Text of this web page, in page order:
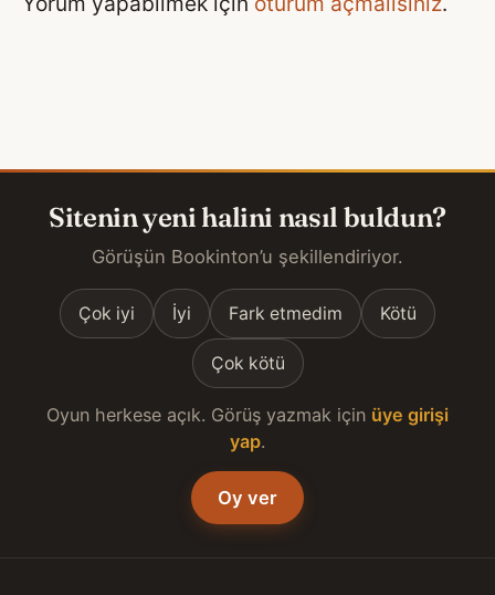
Sitenin yeni halini nasıl buldun?
Görüşün Bookinton’u şekillendiriyor.
Çok iyi İyi Fark etmedim Kötü
Çok kötü
Oyun herkese açık. Görüş yazmak için üye girişi
yap.
Oy ver